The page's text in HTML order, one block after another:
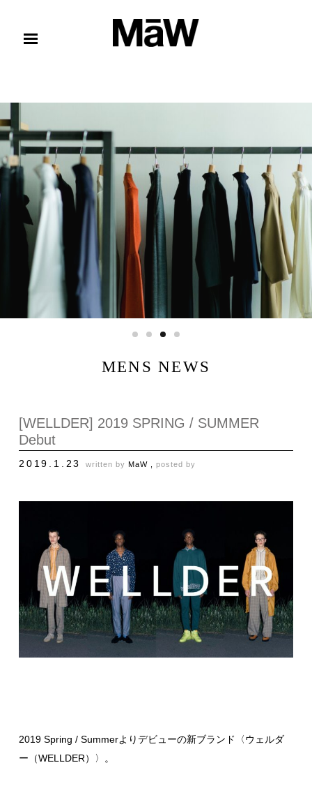
MENS NEWS
[WELLDER] 2019 SPRING / SUMMER
Debut
2019.1.23 written by MaW , posted by
2019 Spring / Summerよりデビューの新ブランド〈ウェルダ
ー（WELLDER）
〉。